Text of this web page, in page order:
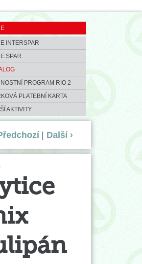
INTERSPAR
SPAR
PROGRAM RIO 2
PLATEBNÍ KARTA
AKTIVITY
Další ›